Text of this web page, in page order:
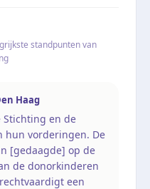
standpunten van
Haag
Stichting en de
hun vorderingen. De
[gedaagde] op de
de donorkinderen
een